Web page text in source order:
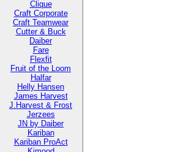
Clique
Craft Corporate
Craft Teamwear
Cutter & Buck
Daiber
Fare
Flexfit
Fruit of the Loom
Halfar
Helly Hansen
James Harvest
J.Harvest & Frost
Jerzees
JN by Daiber
Kariban
Kariban ProAct